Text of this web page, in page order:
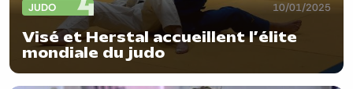
JUDO 10/01/2025
Visé et Herstal accueillent l’élite
mondiale du judo